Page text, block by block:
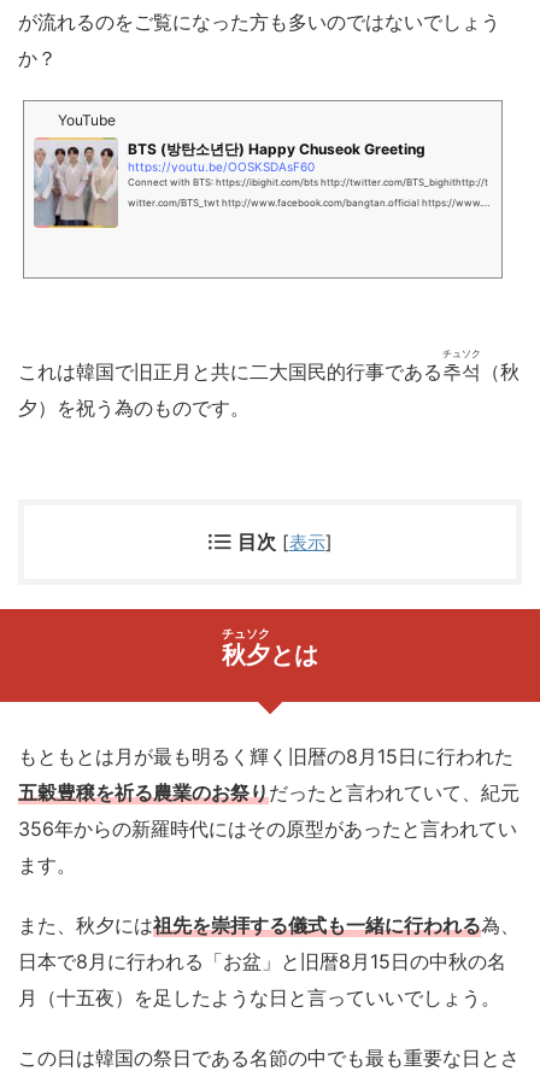
が流れるのをご覧になった方も多いのではないでしょう
か？
YouTube
BTS (방탄소년단) Happy Chuseok Greeting
https://youtu.be/OOSKSDAsF60
Connect with BTS: https://ibighit.com/bts http://twitter.com/BTS_bighithttp://t
witter.com/BTS_twt http://www.facebook.com/bangtan.official https://www.y
これは韓国で旧正月と共に二大国民的行事である추석
チュソク
（秋
夕）を祝う為のものです。
目次 [表示]
秋夕
チュソク
とは
もともとは月が最も明るく輝く旧暦の8月15日に行われた
五穀豊穣を祈る農業のお祭りだったと言われていて、紀元
356年からの新羅時代にはその原型があったと言われてい
ます。
また、秋夕には祖先を崇拝する儀式も一緒に行われる為、
日本で8月に行われる「お盆」と旧暦8月15日の中秋の名
月（十五夜）を足したような日と言っていいでしょう。
この日は韓国の祭日である名節の中でも最も重要な日とさ